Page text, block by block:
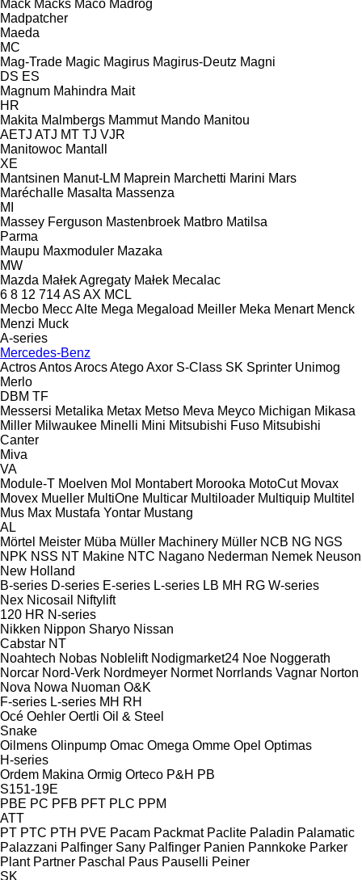
Mack Macks Maco Madrog
Madpatcher
Maeda
MC
Mag-Trade Magic Magirus Magirus-Deutz Magni
DS ES
Magnum Mahindra Mait
HR
Makita Malmbergs Mammut Mando Manitou
AETJ ATJ MT TJ VJR
Manitowoc Mantall
XE
Mantsinen Manut-LM Maprein Marchetti Marini Mars
Maréchalle Masalta Massenza
MI
Massey Ferguson Mastenbroek Matbro Matilsa
Parma
Maupu Maxmoduler Mazaka
MW
Mazda Małek Agregaty Małek Mecalac
6 8 12 714AS AX MCL
Mecbo Mecc Alte Mega Megaload Meiller Meka Menart Menck
Menzi Muck
A-series
Mercedes-Benz
ActrosAntosArocsAtegoAxor S-Class SK Sprinter Unimog
Merlo
DBM TF
Messersi Metalika Metax Metso Meva Meyco Michigan Mikasa
Miller Milwaukee Minelli Mini Mitsubishi Fuso Mitsubishi
Canter
Miva
VA
Module-T Moelven Mol Montabert Morooka MotoCut Movax
Movex Mueller MultiOne Multicar Multiloader Multiquip Multitel
Mus Max Mustafa Yontar Mustang
AL
Mörtel Meister Müba Müller Machinery Müller NCB NG NGS
NPK NSS NT Makine NTC Nagano Nederman Nemek Neuson
New Holland
B-series D-series E-series L-series LB MH RG W-series
Nex Nicosail
Niftylift
120 HR N-series
Nikken Nippon Sharyo Nissan
Cabstar NT
Noahtech Nobas Noblelift Nodigmarket24 Noe Noggerath
Norcar Nord-Verk Nordmeyer Normet Norrlands Vagnar Norton
Nova Nowa Nuoman O&K
F-series L-series MH RH
Océ Oehler Oertli Oil & Steel
Snake
Oilmens Olinpump Omac Omega Omme Opel Optimas
H-series
Ordem Makina Ormig Orteco P&H PB
S151-19E
PBE PC PFB PFT PLC PPM
ATT
PT PTC PTH PVE Pacam Packmat Paclite Paladin Palamatic
Palazzani Palfinger Sany Palfinger Panien Pannkoke Parker
Plant Partner Paschal Paus Pauselli Peiner
SK